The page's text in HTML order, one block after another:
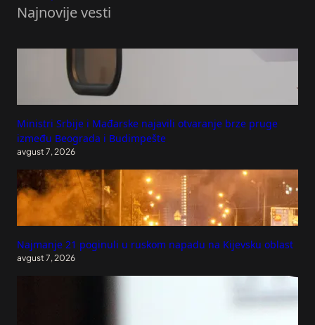
Najnovije vesti
Ministri Srbije i Mađarske najavili otvaranje brze pruge
između Beograda i Budimpešte
avgust 7, 2026
Najmanje 21 poginuli u ruskom napadu na Kijevsku oblast
avgust 7, 2026